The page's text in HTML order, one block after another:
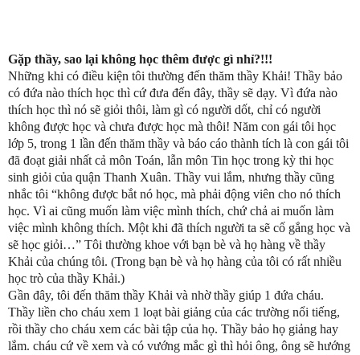
Gặp thầy, sao lại không học thêm được gì nhỉ?!!!
Những khi có điều kiện tôi thường đến thăm thầy Khải! Thầy bảo
có đứa nào thích học thì cứ đưa đến đây, thầy sẽ dạy. Vì đứa nào
thích học thì nó sẽ giỏi thôi, làm gì có người dốt, chỉ có người
không được học và chưa được học mà thôi! Năm con gái tôi học
lớp 5, trong 1 lần đến thăm thầy và báo cáo thành tích là con gái tôi
đã đoạt giải nhất cả môn Toán, lẫn môn Tin học trong kỳ thi học
sinh giỏi của quận Thanh Xuân. Thầy vui lắm, nhưng thầy cũng
nhắc tôi “không được bắt nó học, mà phải động viên cho nó thích
học. Vì ai cũng muốn làm việc mình thích, chứ chả ai muốn làm
việc mình không thích. Một khi đã thích người ta sẽ cố gắng học và
sẽ học giỏi…” Tôi thường khoe với bạn bè và họ hàng về thầy
Khải của chúng tôi. (Trong bạn bè và họ hàng của tôi có rất nhiều
học trò của thầy Khải.)
Gần đây, tôi đến thăm thầy Khải và nhờ thầy giúp 1 đứa cháu.
Thầy liền cho cháu xem 1 loạt bài giảng của các trường nổi tiếng,
rồi thầy cho cháu xem các bài tập của họ. Thầy bảo họ giảng hay
lắm. cháu cứ về xem và có vướng mắc gì thì hỏi ông, ông sẽ hướng